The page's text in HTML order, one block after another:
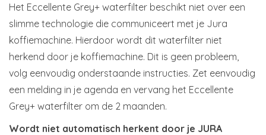
Het Eccellente Grey+ waterfilter beschikt niet over een
slimme technologie die communiceert met je Jura
koffiemachine. Hierdoor wordt dit waterfilter niet
herkend door je koffiemachine. Dit is geen probleem,
volg eenvoudig onderstaande instructies. Zet eenvoudig
een melding in je agenda en vervang het Eccellente
Grey+ waterfilter om de 2 maanden.
Wordt niet automatisch herkent door je JURA